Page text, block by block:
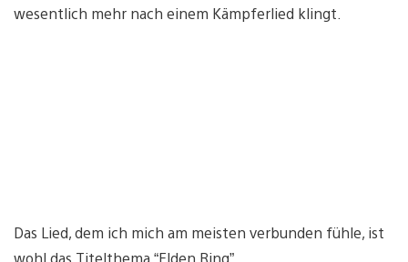
wesentlich mehr nach einem Kämpferlied klingt.
Das Lied, dem ich mich am meisten verbunden fühle, ist
wohl das Titelthema “Elden Ring”.